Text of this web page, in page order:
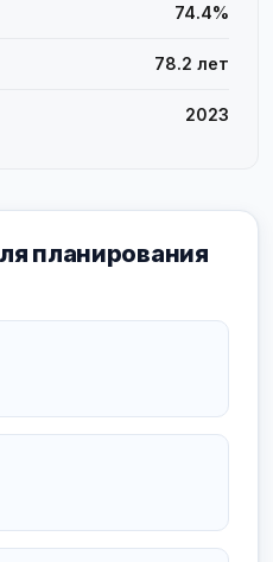
74.4%
78.2 лет
2023
планирования